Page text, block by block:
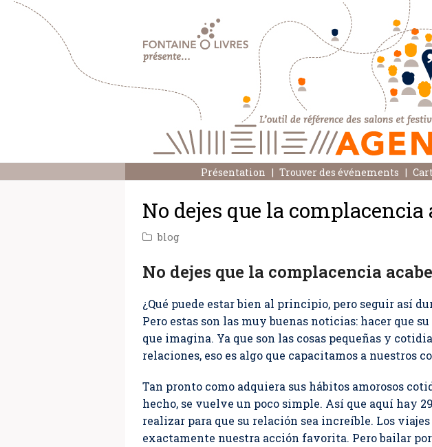
Présentation Trouver des événements
No dejes que la
blog
No dejes que la complacencia
¿Qué puede estar bien al principio, pero seguir así
Pero estas son las muy buenas noticias: hacer que
que imagina. Ya que son las cosas pequeñas y
relaciones, eso es algo que capacitamos a nuestros
Tan pronto como adquiera sus hábitos amorosos
hecho, se vuelve un poco simple. Así que aquí hay
realizar para que su relación sea increíble. Los
exactamente nuestra acción favorita. Pero bailar